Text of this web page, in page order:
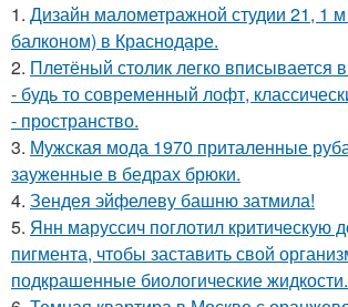
1. Дизайн малометражной студии 21, 1
балконом) в Краснодаре.
2. Плетёный столик легко вписывается
- будь то современный лофт,
- пространство.
3. Мужская мода 1970 приталенные
зауженные в бедрах брюки.
4. Зендея эйфелеву башню затмила!
5. Янн маруссич поглотил критическую
пигмента, чтобы заставить свой
подкрашенные биологические жидкости.